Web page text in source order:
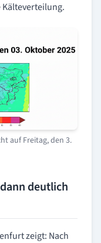
auf Freitag, den 3.
deutlich
zeigt: Nach